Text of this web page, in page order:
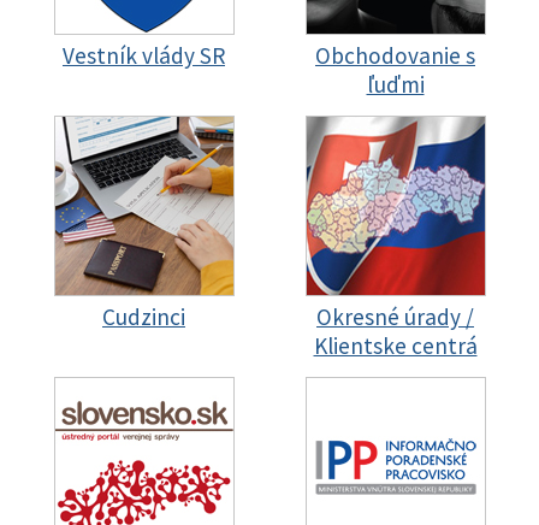
Vestník vlády SR
Obchodovanie s
ľuďmi
Cudzinci
Okresné úrady /
Klientske centrá